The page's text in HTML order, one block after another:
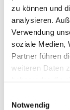
zu können und
analysieren.
Verwendung
soziale Medien,
Partner führen
weiteren Daten
haben oder die
Notwendig